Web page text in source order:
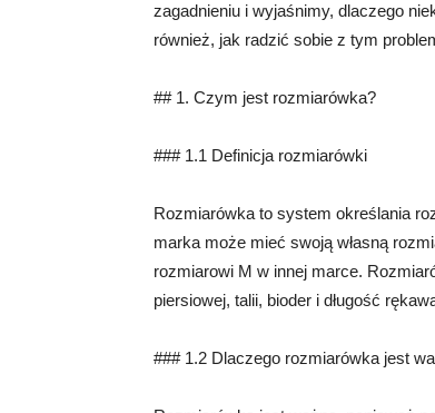
zagadnieniu i wyjaśnimy, dlaczego
również, jak radzić sobie z tym
## 1. Czym jest rozmiarówka?
### 1.1 Definicja rozmiarówki
Rozmiarówka to system określania
marka może mieć swoją własną
rozmiarowi M w innej marce.
piersiowej, talii, bioder i długość
### 1.2 Dlaczego rozmiarówka jest